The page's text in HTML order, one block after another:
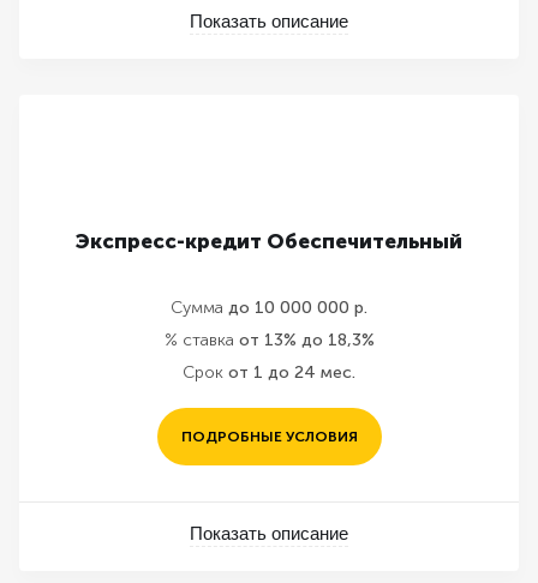
Показать описание
Экспресс-кредит Обеспечительный
Сумма до 10 000 000 р.
% ставка от 13% до 18,3%
Срок от 1 до 24 мес.
ПОДРОБНЫЕ УСЛОВИЯ
Показать описание